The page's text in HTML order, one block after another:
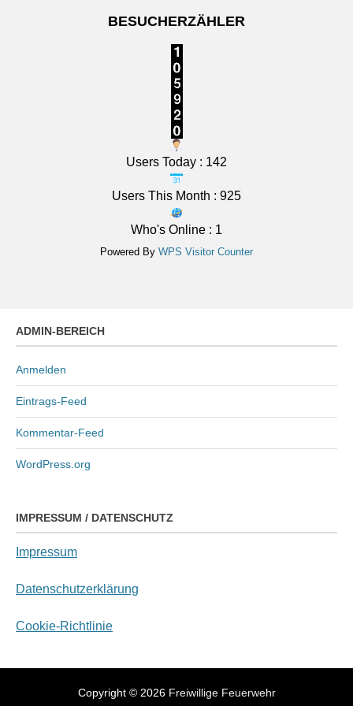
Abkühlung auf 14 bis 11 Grad.
Das Regionalwetter für Mittelfranken: Sonne und
Wolken. Nachts meist klar, Abkühlung auf 14 bis 11
BESUCHERZÄHLER
Users Today : 142
Users This Month : 925
ADMIN-BEREICH
Anmelden
Kommentar-Feed
IMPRESSUM / DATENSCHUTZ
Impressum
Datenschutzerklärung
Cookie-Richtlinie